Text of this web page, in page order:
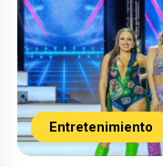
Entretenimiento